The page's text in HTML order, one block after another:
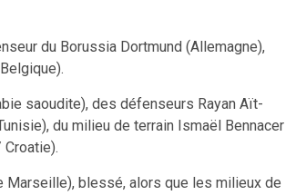
du Borussia Dortmund (Allemagne),
saoudite), des défenseurs Rayan Aït-
du milieu de terrain Ismaël Bennacer
Marseille), blessé, alors que les milieux de